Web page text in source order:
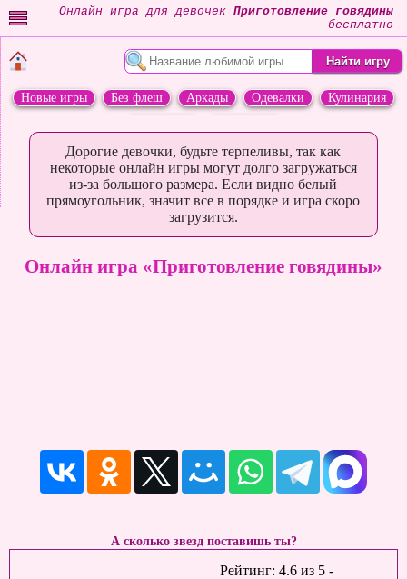
Онлайн игра для девочек Приготовление говядины
бесплатно
Новые игры Без флеш Аркады Одевалки
Кулинария
Дорогие девочки, будьте терпеливы, так как
некоторые онлайн игры могут долго загружаться
из-за большого размера. Если видно белый
прямоугольник, значит все в порядке и игра скоро
загрузится.
Онлайн игра «Приготовление говядины»
А сколько звезд поставишь ты?
Рейтинг: 4.6из 5-